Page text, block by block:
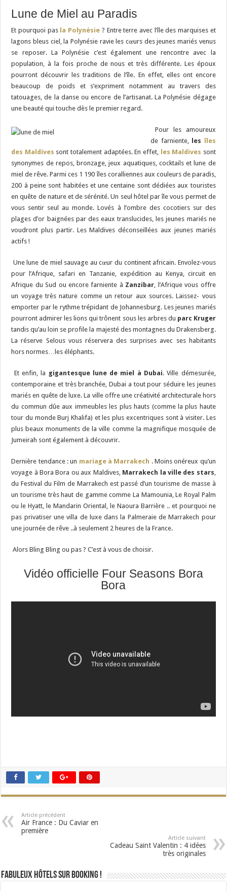
Lune de Miel au Paradis
Et pourquoi pas la Polynésie ? Entre terre avec l’île des marquises et
lagons bleus ciel, la Polynésie ravie les cœurs des jeunes mariés venus
se reposer. La Polynésie c’est également une rencontre avec la
population, à la fois proche de nous et très différente. Les époux
pourront découvrir les traditions de l’île. En effet, elles ont encore
beaucoup de poids et s’expriment notamment au travers des
tatouages, de la danse ou encore de l’artisanat. La Polynésie dégage
une beauté qui touche dès le premier regard.
Pour les amoureux
de farniente,
lesîles
des Maldives sont totalement adaptées. En effet, les Maldives sont
synonymes de repos, bronzage, jeux aquatiques, cocktails et lune de
miel de rêve. Parmi ces 1 190 îles coralliennes aux couleurs de paradis,
200 à peine sont habitées et une centaine sont dédiées aux touristes
en quête de nature et de sérénité. Un seul hôtel par île vous permet de
vous sentir seul au monde. Lovés à l’ombre des cocotiers sur des
plages d’or baignées par des eaux translucides, les jeunes mariés ne
voudront plus partir. Les Maldives déconseillées aux jeunes mariés
actifs !
Une lune de miel sauvage au cœur du continent africain. Envolez-vous
pour l’Afrique, safari en Tanzanie, expédition au Kenya, circuit en
Afrique du Sud ou encore farniente à Zanzibar, l’Afrique vous offre
un voyage très nature comme un retour aux sources. Laissez- vous
emporter par le rythme trépidant de Johannesburg. Les jeunes mariés
pourront admirer les lions qui trônent sous les arbres du parc Kruger
tandis qu’au loin se profile la majesté des montagnes du Drakensberg.
La réserve Selous vous réservera des surprises avec ses habitants
hors normes…les éléphants.
Et enfin, la gigantesque lune de miel à Dubai. Ville démesurée,
contemporaine et très branchée, Dubai a tout pour séduire les jeunes
mariés en quête de luxe. La ville offre une créativité architecturale hors
du commun dûe aux immeubles les plus hauts (comme la plus haute
tour du monde Burj Khalifa) et les plus excentriques sont à visiter. Les
plus beaux monuments de la ville comme la magnifique mosquée de
Jumeirah sont également à découvrir.
Dernière tendance : un mariage à Marrakech . Moins onéreux qu’un
voyage à Bora Bora ou aux Maldives, Marrakech la ville des stars,
du Festival du Film de Marrakech est passé d’un tourisme de masse à
un tourisme très haut de gamme comme La Mamounia, Le Royal Palm
ou le Hyatt, le Mandarin Oriental, le Naoura Barrière .. et pourquoi ne
pas privatiser une villa de luxe dans la Palmeraie de Marrakech pour
une journée de rêve ..à seulement 2 heures de la France.
Alors Bling Bling ou pas ? C’est à vous de choisir.
Vidéo officielle Four Seasons Bora
Bora
Article précédent
Air France : Du Caviar en
première
Article suivant
Cadeau Saint Valentin : 4 idées
très originales
Fabuleux Hôtels sur Booking !